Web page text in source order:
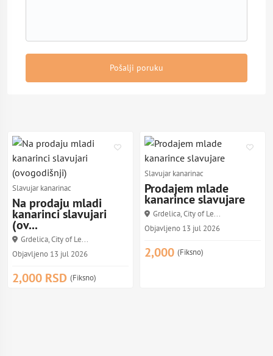
Pošalji poruku
Slavujar kanarinac
Na prodaju mladi
kanarinci slavujari
(ov...
Grdelica, City of Le...
Objavljeno 13 jul 2026
2,000 RSD (Fiksno)
Slavujar kanarinac
Prodajem mlade
kanarince slavujare
Grdelica, City of Le...
Objavljeno 13 jul 2026
2,000 (Fiksno)